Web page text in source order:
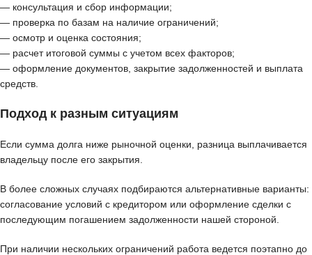
— консультация и сбор информации;
— проверка по базам на наличие ограничений;
— осмотр и оценка состояния;
— расчет итоговой суммы с учетом всех факторов;
— оформление документов, закрытие задолженностей и выплата
средств.
Подход к разным ситуациям
Если сумма долга ниже рыночной оценки, разница выплачивается
владельцу после его закрытия.
В более сложных случаях подбираются альтернативные варианты:
согласование условий с кредитором или оформление сделки с
последующим погашением задолженности нашей стороной.
При наличии нескольких ограничений работа ведется поэтапно до